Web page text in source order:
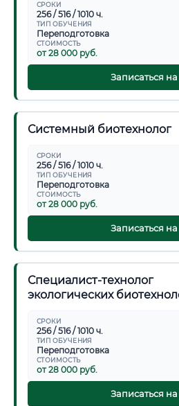
СРОКИ
256 / 516 / 1010 ч.
ТИП ОБУЧЕНИЯ
Переподготовка
СТОИМОСТЬ
от 28 000 руб.
Записаться
Системный биотехнолог
СРОКИ
256 / 516 / 1010 ч.
ТИП ОБУЧЕНИЯ
Переподготовка
СТОИМОСТЬ
от 28 000 руб.
Записаться
Специалист-
экологических
СРОКИ
256 / 516 / 1010 ч.
ТИП ОБУЧЕНИЯ
Переподготовка
СТОИМОСТЬ
от 28 000 руб.
Записаться